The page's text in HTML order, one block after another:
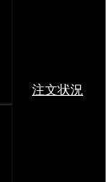
注文状況